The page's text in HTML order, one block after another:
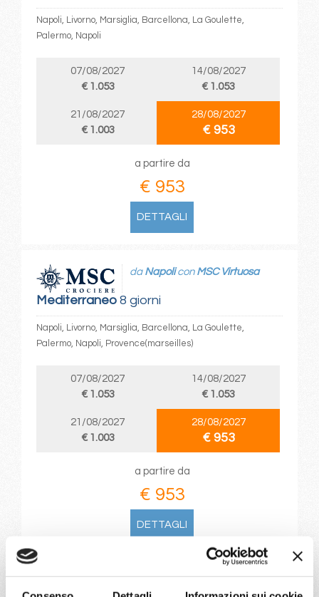
Napoli, Livorno, Marsiglia, Barcellona, La Goulette,
Palermo, Napoli
07/08/2027
€ 1.053
14/08/2027
€ 1.053
21/08/2027
€ 1.003
28/08/2027
€ 953
a partire da
€ 953
DETTAGLI
Mediterraneo8 giorni
da Napolicon MSC Virtuosa
Napoli, Livorno, Marsiglia, Barcellona, La Goulette,
Palermo, Napoli, Provence(marseilles)
07/08/2027
€ 1.053
14/08/2027
€ 1.053
21/08/2027
€ 1.003
28/08/2027
€ 953
a partire da
€ 953
DETTAGLI
daNapoliconMSC World